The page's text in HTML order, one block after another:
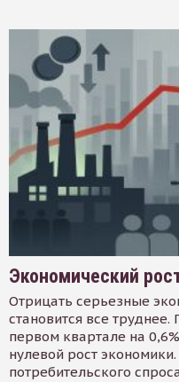
Экономический
Отрицать серьезные
становится все
первом квартале на
нулевой рост
потребительского